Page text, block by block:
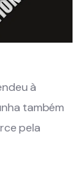
à
também
pela